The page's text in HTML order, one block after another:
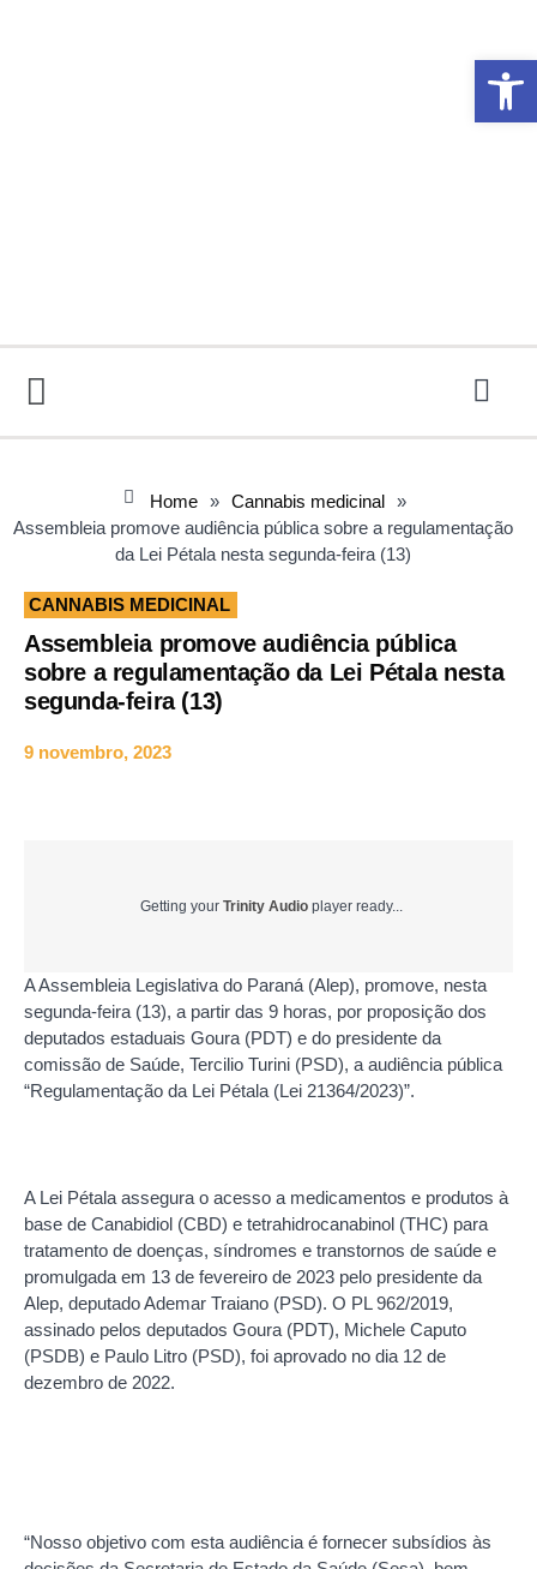
Abrir
Home » Cannabis medicinal
»
Assembleia promove audiência pública sobre a regulamentação
da Lei Pétala nesta segunda-feira (13)
CANNABIS MEDICINAL
Assembleia promove audiência pública
sobre a regulamentação da Lei Pétala nesta
segunda-feira (13)
9 novembro, 2023
Getting your Trinity Audio player ready...
A Assembleia Legislativa do Paraná (Alep), promove, nesta
segunda-feira (13), a partir das 9 horas, por proposição dos
deputados estaduais Goura (PDT) e do presidente da
comissão de Saúde, Tercilio Turini (PSD), a audiência pública
“Regulamentação da Lei Pétala (Lei 21364/2023)”.
A Lei Pétala assegura o acesso a medicamentos e produtos à
base de Canabidiol (CBD) e tetrahidrocanabinol (THC) para
tratamento de doenças, síndromes e transtornos de saúde e
promulgada em 13 de fevereiro de 2023 pelo presidente da
Alep, deputado Ademar Traiano (PSD). O PL 962/2019,
assinado pelos deputados Goura (PDT), Michele Caputo
(PSDB) e Paulo Litro (PSD), foi aprovado no dia 12 de
dezembro de 2022.
“Nosso objetivo com esta audiência é fornecer subsídios às